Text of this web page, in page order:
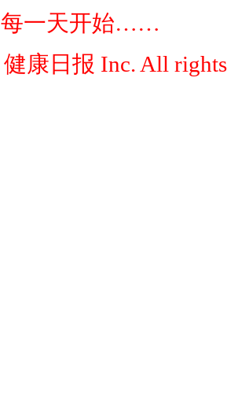
每一天开始……
康日报 Inc. All